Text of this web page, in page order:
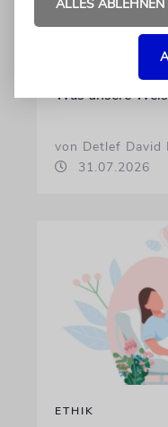
TALMUDISCHES
An die
Was unsere
von Detlef David
31.07.2026
ETHIK
ALLES ABLEHNEN